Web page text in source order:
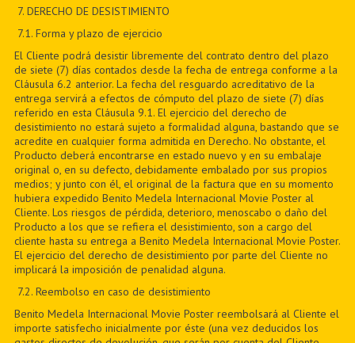
7. DERECHO DE DESISTIMIENTO
7.1. Forma y plazo de ejercicio
El Cliente podrá desistir libremente del contrato dentro del plazo
de siete (7) días contados desde la fecha de entrega conforme a la
Cláusula 6.2 anterior. La fecha del resguardo acreditativo de la
entrega servirá a efectos de cómputo del plazo de siete (7) días
referido en esta Cláusula 9.1. El ejercicio del derecho de
desistimiento no estará sujeto a formalidad alguna, bastando que se
acredite en cualquier forma admitida en Derecho. No obstante, el
Producto deberá encontrarse en estado nuevo y en su embalaje
original o, en su defecto, debidamente embalado por sus propios
medios; y junto con él, el original de la factura que en su momento
hubiera expedido Benito Medela Internacional Movie Poster al
Cliente. Los riesgos de pérdida, deterioro, menoscabo o daño del
Producto a los que se refiera el desistimiento, son a cargo del
cliente hasta su entrega a Benito Medela Internacional Movie Poster.
El ejercicio del derecho de desistimiento por parte del Cliente no
implicará la imposición de penalidad alguna.
7.2. Reembolso en caso de desistimiento
Benito Medela Internacional Movie Poster reembolsará al Cliente el
importe satisfecho inicialmente por éste (una vez deducidos los